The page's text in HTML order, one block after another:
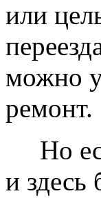
или
можно
ремонт.
Но
и здесь